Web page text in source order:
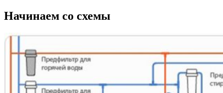
Начинаем со схемы